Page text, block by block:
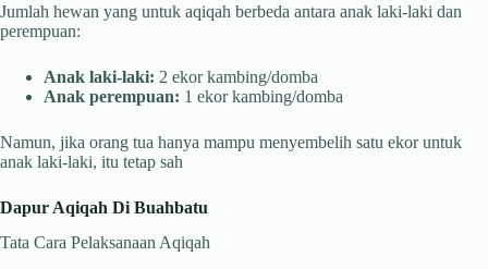
Jumlah hewan yang untuk aqiqah berbeda antara anak laki-laki dan
perempuan:
Anak laki-laki: 2 ekor kambing/domba
Anak perempuan: 1 ekor kambing/domba
Namun, jika orang tua hanya mampu menyembelih satu ekor untuk
anak laki-laki, itu tetap sah
Dapur Aqiqah Di Buahbatu
Tata Cara Pelaksanaan Aqiqah